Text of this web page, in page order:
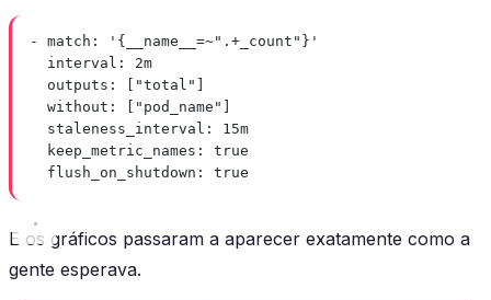
- match :
'{__name__=~".+_count"}'
interval : 2m
outputs : [ "total"
without : [ "pod_name"
staleness_interval : 15m
keep_metric_names : true
flush_on_shutdown : true
E os gráficos passaram a aparecer exatamente como a
gente esperava.